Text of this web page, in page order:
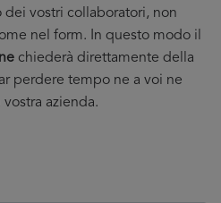
vostri collaboratori, non
nel form. In questo modo il
chiederà direttamente della
perdere tempo ne a voi ne
azienda.